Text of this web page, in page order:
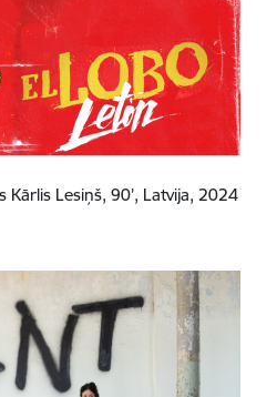
Lesiņš, 90’, Latvija, 2024